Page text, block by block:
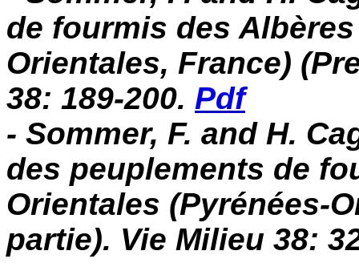
de fourmis des
Orientales, France)
38: 189-200. Pdf
- Sommer, F. and H.
des peuplements de
Orientales (Pyrénées-
partie). Vie Milieu 38: